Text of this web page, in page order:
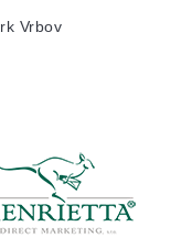
Vrbov